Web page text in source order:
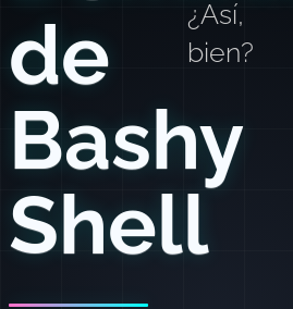
de
Bashy
Shell
¿Así,
bien?